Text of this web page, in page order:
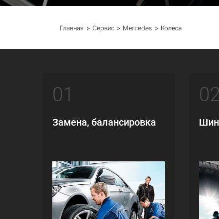
Главная Сервис Mercedes Колеса
01
Замена, балансировка